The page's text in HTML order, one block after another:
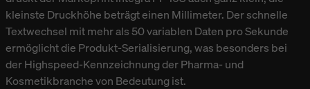
kleinste Druckhöhe beträgt einen Millimeter. Der schnelle
Textwechsel mit mehr als 50 variablen Daten pro Sekunde
ermöglicht die Produkt-Serialisierung, was besonders bei
der Highspeed-Kennzeichnung der Pharma- und
Kosmetikbranche von Bedeutung ist.